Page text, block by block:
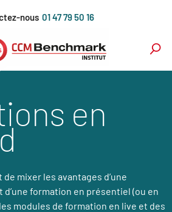
nous 01 47 79 50 16
en
mixer les avantages d’une
formation en présentiel (ou en
modules de formation en live et des